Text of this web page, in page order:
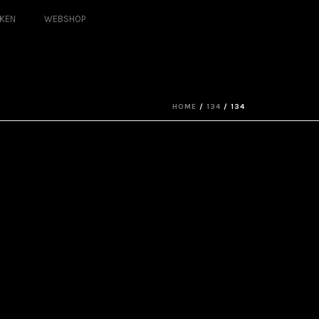
WEBSHOP
HOME / 134 / 134